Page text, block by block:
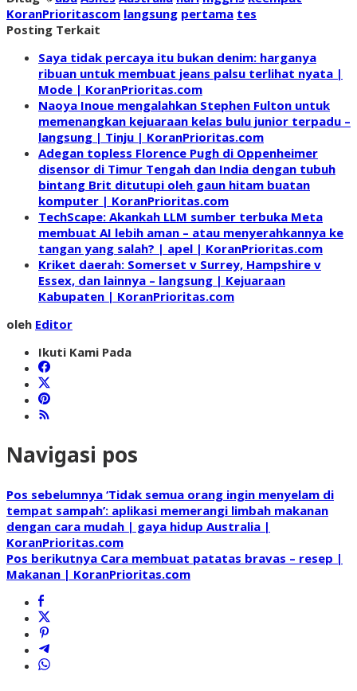
KoranPrioritascom langsung pertama tes
Posting Terkait
Saya tidak percaya itu bukan denim: harganya
ribuan untuk membuat jeans palsu terlihat nyata |
Mode | KoranPrioritas.com
Naoya Inoue mengalahkan Stephen Fulton untuk
memenangkan kejuaraan kelas bulu junior terpadu –
langsung | Tinju | KoranPrioritas.com
Adegan topless Florence Pugh di Oppenheimer
disensor di Timur Tengah dan India dengan tubuh
bintang Brit ditutupi oleh gaun hitam buatan
komputer | KoranPrioritas.com
TechScape: Akankah LLM sumber terbuka Meta
membuat AI lebih aman – atau menyerahkannya ke
tangan yang salah? | apel | KoranPrioritas.com
Kriket daerah: Somerset v Surrey, Hampshire v
Essex, dan lainnya – langsung | Kejuaraan
Kabupaten | KoranPrioritas.com
oleh Editor
Ikuti Kami Pada
Navigasi pos
Pos sebelumnya ‘Tidak semua orang ingin menyelam di
tempat sampah’: aplikasi memerangi limbah makanan
dengan cara mudah | gaya hidup Australia |
KoranPrioritas.com
Pos berikutnya Cara membuat patatas bravas – resep |
Makanan | KoranPrioritas.com